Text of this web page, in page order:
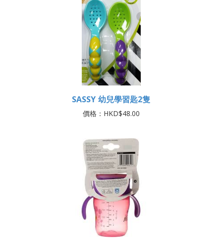
SASSY 幼兒學習匙2隻
價格：HKD$48.00